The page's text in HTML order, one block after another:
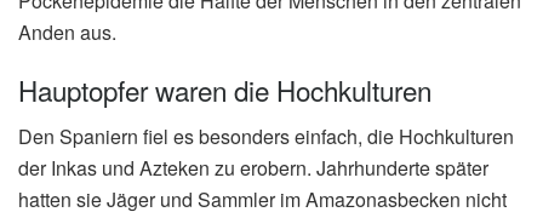
Anden aus.
Hauptopfer waren die Hochkulturen
Den Spaniern fiel es besonders einfach, die Hochkulturen
der Inkas und Azteken zu erobern. Jahrhunderte später
hatten sie Jäger und Sammler im Amazonasbecken nicht